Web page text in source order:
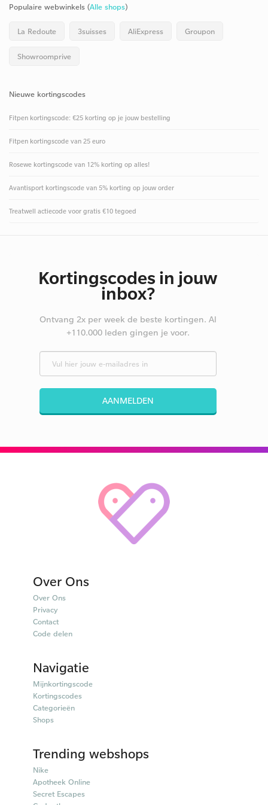
Populaire webwinkels (Alle shops)
La Redoute 3suisses AliExpress Groupon
Showroomprive
Nieuwe kortingscodes
Fitpen kortingscode: €25 korting op je jouw bestelling
Fitpen kortingscode van 25 euro
Rosewe kortingscode van 12% korting op alles!
Avantisport kortingscode van 5% korting op jouw order
Treatwell actiecode voor gratis €10 tegoed
Kortingscodes in jouw
inbox?
Ontvang 2x per week de beste kortingen. Al
+110.000 leden gingen je voor.
AANMELDEN
Over Ons
Over Ons
Privacy
Contact
Code delen
Navigatie
Mijnkortingscode
Kortingscodes
Categorieën
Shops
Trending webshops
Nike
Apotheek Online
Secret Escapes